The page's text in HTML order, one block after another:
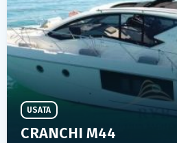
CRANCHI M44
USATA